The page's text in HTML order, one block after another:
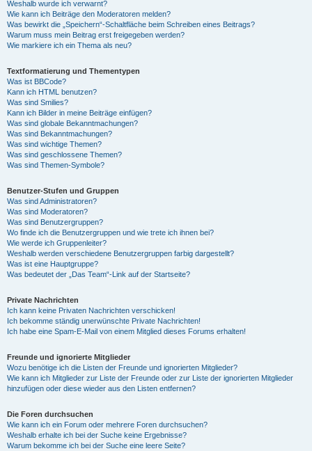
Weshalb wurde ich verwarnt?
Wie kann ich Beiträge den Moderatoren melden?
Was bewirkt die „Speichern“-Schaltfläche beim Schreiben eines Beitrags?
Warum muss mein Beitrag erst freigegeben werden?
Wie markiere ich ein Thema als neu?
Textformatierung und Thementypen
Was ist BBCode?
Kann ich HTML benutzen?
Was sind Smilies?
Kann ich Bilder in meine Beiträge einfügen?
Was sind globale Bekanntmachungen?
Was sind Bekanntmachungen?
Was sind wichtige Themen?
Was sind geschlossene Themen?
Was sind Themen-Symbole?
Benutzer-Stufen und Gruppen
Was sind Administratoren?
Was sind Moderatoren?
Was sind Benutzergruppen?
Wo finde ich die Benutzergruppen und wie trete ich ihnen bei?
Wie werde ich Gruppenleiter?
Weshalb werden verschiedene Benutzergruppen farbig dargestellt?
Was ist eine Hauptgruppe?
Was bedeutet der „Das Team“-Link auf der Startseite?
Private Nachrichten
Ich kann keine Privaten Nachrichten verschicken!
Ich bekomme ständig unerwünschte Private Nachrichten!
Ich habe eine Spam-E-Mail von einem Mitglied dieses Forums erhalten!
Freunde und ignorierte Mitglieder
Wozu benötige ich die Listen der Freunde und ignorierten Mitglieder?
Wie kann ich Mitglieder zur Liste der Freunde oder zur Liste der ignorierten Mitglieder
hinzufügen oder diese wieder aus den Listen entfernen?
Die Foren durchsuchen
Wie kann ich ein Forum oder mehrere Foren durchsuchen?
Weshalb erhalte ich bei der Suche keine Ergebnisse?
Warum bekomme ich bei der Suche eine leere Seite?